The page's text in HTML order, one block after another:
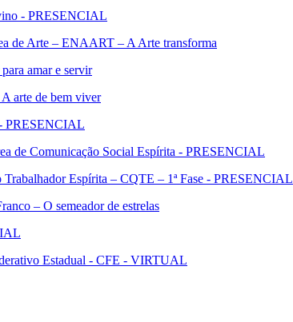
- PRESENCIAL
de Arte – ENAART – A Arte transforma
amar e servir
arte de bem viver
- PRESENCIAL
de Comunicação Social Espírita - PRESENCIAL
Trabalhador Espírita – CQTE – 1ª Fase - PRESENCIAL
– O semeador de estrelas
Estadual - CFE - VIRTUAL